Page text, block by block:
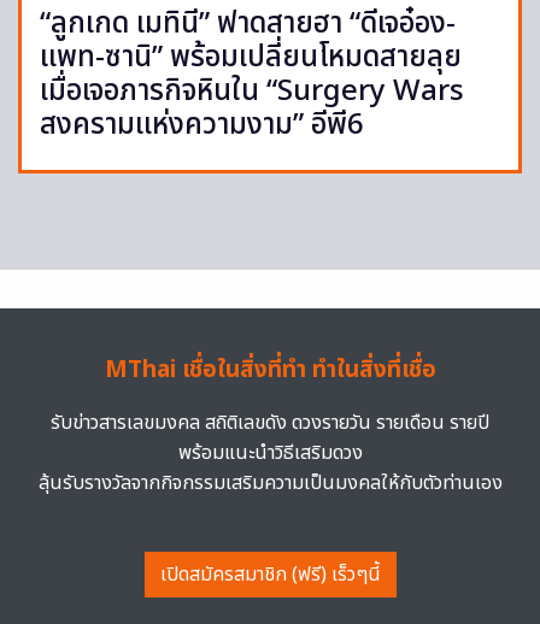
“ลูกเกด เมทินี” ฟาดสายฮา “ดีเจอ๋อง-
แพท-ซานิ” พร้อมเปลี่ยนโหมดสายลุย
เมื่อเจอภารกิจหินใน “Surgery Wars
สงครามแห่งความงาม” อีพี6
MThai เชื่อในสิ่งที่ทำ ทำในสิ่งที่เชื่อ
รับข่าวสารเลขมงคล สถิติเลขดัง ดวงรายวัน รายเดือน รายปี
พร้อมแนะนำวิธีเสริมดวง
ลุ้นรับรางวัลจากกิจกรรมเสริมความเป็นมงคลให้กับตัวท่านเอง
เปิดสมัครสมาชิก (ฟรี) เร็วๆนี้